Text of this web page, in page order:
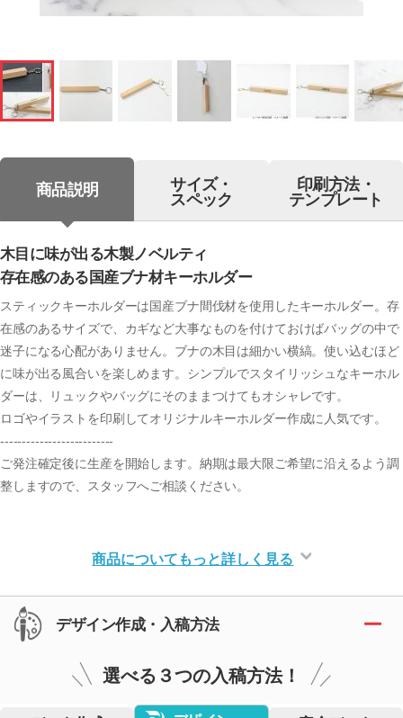
商品説明 サイズ・
スペック
印刷方法・
テンプレート
木目に味が出る木製ノベルティ
存在感のある国産ブナ材キーホルダー
スティックキーホルダーは国産ブナ間伐材を使用したキーホルダー。存
在感のあるサイズで、カギなど大事なものを付けておけばバッグの中で
迷子になる心配がありません。ブナの木目は細かい横縞。使い込むほど
に味が出る風合いを楽しめます。シンプルでスタイリッシュなキーホル
ダーは、リュックやバッグにそのままつけてもオシャレです。
ロゴやイラストを印刷してオリジナルキーホルダー作成に人気です。
--------------------------
ご発注確定後に生産を開始します。納期は最大限ご希望に沿えるよう調
整しますので、スタッフへご相談ください。
商品についてもっと詳しく見る
デザイン作成・入稿方法
選べる３つの入稿方法！